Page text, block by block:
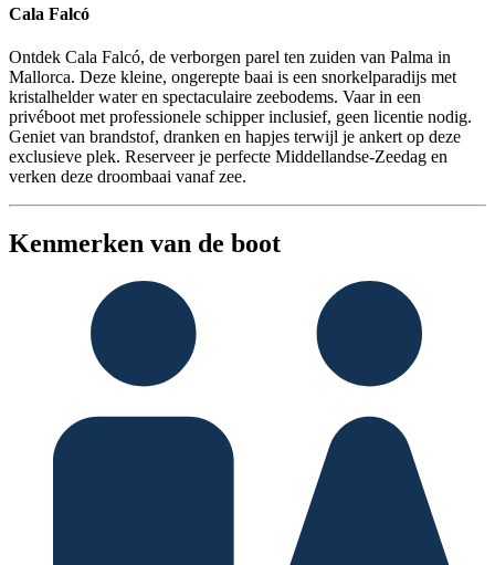
Cala Falcó
Ontdek Cala Falcó, de verborgen parel ten zuiden van Palma in
Mallorca. Deze kleine, ongerepte baai is een snorkelparadijs met
kristalhelder water en spectaculaire zeebodems. Vaar in een
privéboot met professionele schipper inclusief, geen licentie nodig.
Geniet van brandstof, dranken en hapjes terwijl je ankert op deze
exclusieve plek. Reserveer je perfecte Middellandse-Zeedag en
verken deze droombaai vanaf zee.
Kenmerken van de boot